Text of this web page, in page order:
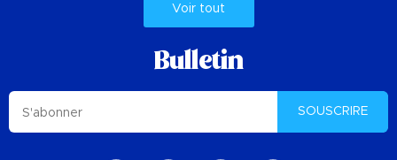
Voir tout
Bulletin
SOUSCRIRE